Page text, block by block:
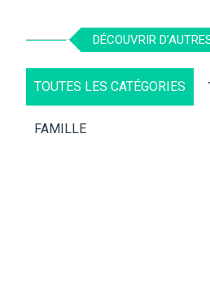
DÉCOUVRIR
TOUTES LES CATÉGORIES
FAMILLE